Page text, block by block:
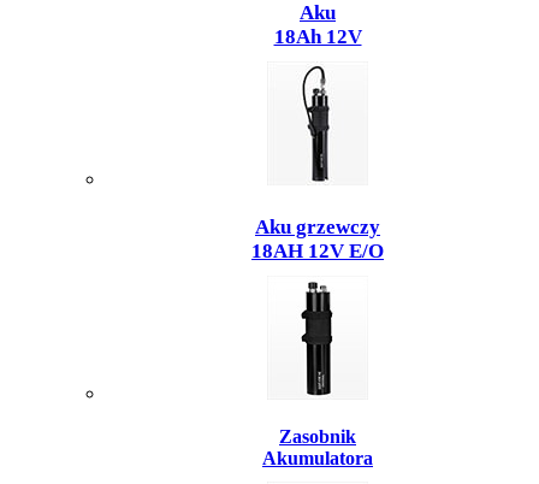
Aku
18Ah 12V
Aku grzewczy
18AH 12V E/O
Zasobnik
Akumulatora